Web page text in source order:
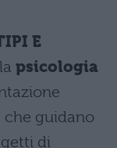
E
psicologia
guidano
di